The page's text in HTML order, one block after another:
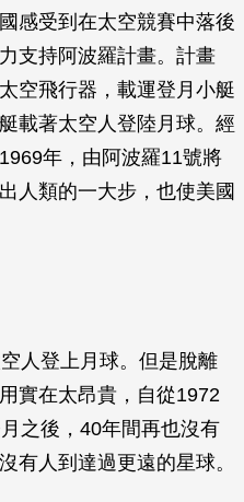
感受到在太空競賽中落後
支持阿波羅計畫。計畫
空飛行器，載運登月小艇
載著太空人登陸月球。經
年，由阿波羅11號將
人類的一大步，也使美國
人登上月球。但是脫離
實在太昂貴，自從1972
之後，40年間再也沒有
有人到達過更遠的星球。